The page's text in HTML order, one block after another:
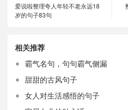
爱说啦整理夸人年轻不老永远18
岁的句子83句
相关推荐
霸气名句，句句霸气侧漏
甜甜的古风句子
女人对生活感悟的句子